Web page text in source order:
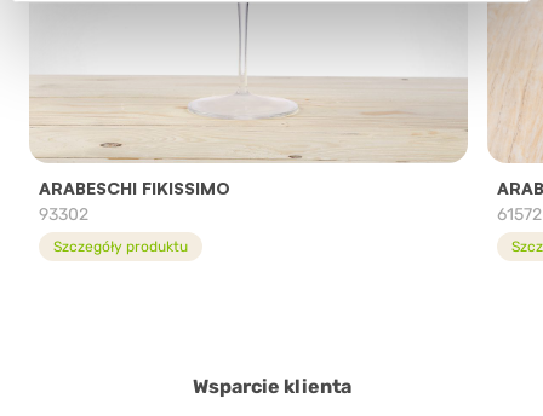
ARABESCHI FIKISSIMO
93302
Szczegóły produktu
61572
Wsparcie klienta